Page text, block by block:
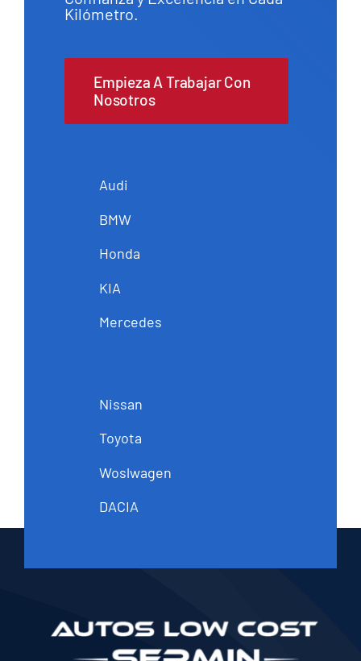
Kilómetro.
Empieza A Trabajar Con
Nosotros
Audi
BMW
Honda
KIA
Mercedes
Nissan
Toyota
Woslwagen
DACIA